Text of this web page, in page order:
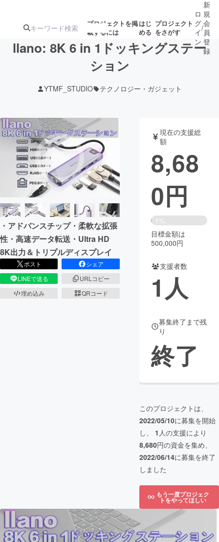
プロジェクトを掲
載するには
はじ
める
プロジェクト
をさがす
ターン
ジェクト
ロジェクト
されます
アート・写真 音楽
テクノロジー・ガジェット ゲーム・サ
映像・映画 書籍・雑誌
ビジネス・起業 チャレンジ
まちづくり・地域活性化
CAMPFIRE for Social Good CAMPFIRE Creation
CAMPFIREふるさと納税
コミュニティ
ロ
グ
イ
ン
/
新
規
会
員
登
録
llano: 8K 6 in 1ドッキングステー
ション
YTMF_STUDIO テクノロジー・ガジェット
・アドバンスチップ・柔軟な拡張
性・高速データ転送・Ultra HD
8K出力＆トリプルディスプレイ
ポスト
シェア
LINEで送る
URLコピー
埋め込み
QRコード
現在の支援総
額
8,68
0円
1%
目標金額は
500,000円
支援者数
1人
募集終了まで残
り
終了
このプロジェクトは、
2022/05/10に募集を開始
し、 1 人の支援により
8,680円の資金を集め、
2022/06/14に募集を終了
しました
もう一度プロジェク
トをやってほしい